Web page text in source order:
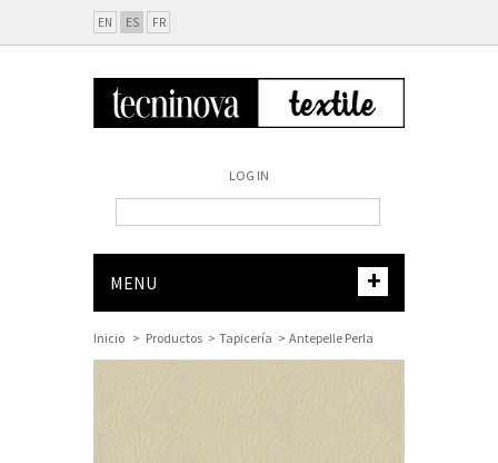
LOG IN
EN ES FR
+
MENU
Inicio > Productos > Tapicería > Antepelle Perla